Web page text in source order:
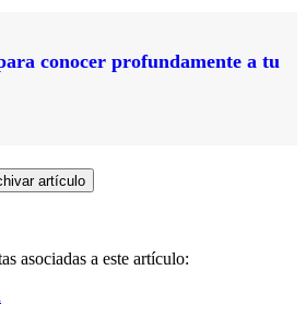
conocer profundamente a tu
artículo
asociadas a este artículo: